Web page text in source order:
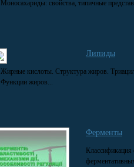
Моносахариды: свойства, типичные
Липиды
Жирные кислоты. Структура жиров.
Функции жиров...
Ферменты